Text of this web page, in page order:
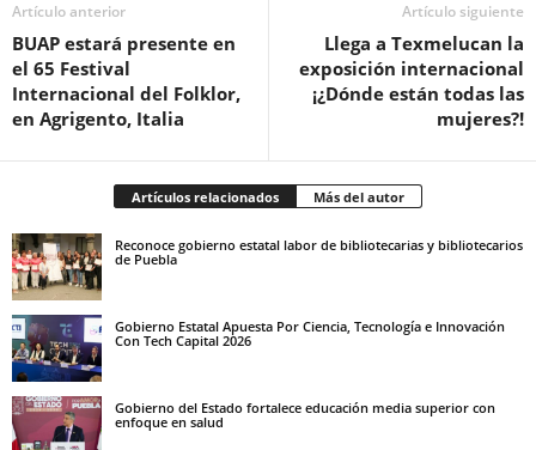
Artículo anterior
BUAP estará presente en
el 65 Festival
Internacional del Folklor,
en Agrigento, Italia
Artículo siguiente
Llega a Texmelucan la
exposición internacional
¡¿Dónde están todas las
mujeres?!
Artículos relacionados Más del autor
Reconoce gobierno estatal labor de bibliotecarias y bibliotecarios
de Puebla
Gobierno Estatal Apuesta Por Ciencia, Tecnología e Innovación
Con Tech Capital 2026
Gobierno del Estado fortalece educación media superior con
enfoque en salud